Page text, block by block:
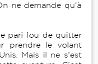
ne demande qu’à
pari fou de quitter
prendre le volant
Mais il ne s’est